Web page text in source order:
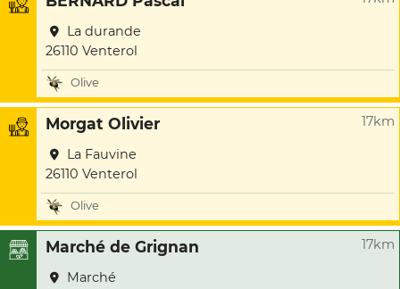
La durande
26110 Venterol
Olive
Morgat Olivier 17km
La Fauvine
26110 Venterol
Olive
Marché de Grignan 17km
Marché